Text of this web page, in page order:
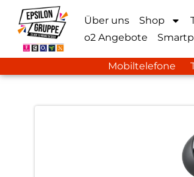
Über uns Shop
o2 Angebote
Mobiltelefone